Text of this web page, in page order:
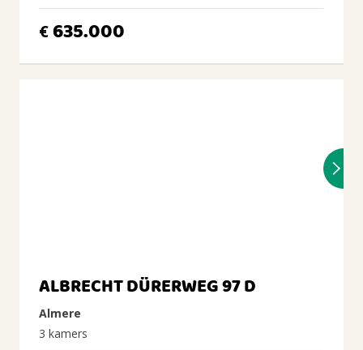
€635.000
ALBRECHT DÜRERWEG 97 D
Almere
3 kamers